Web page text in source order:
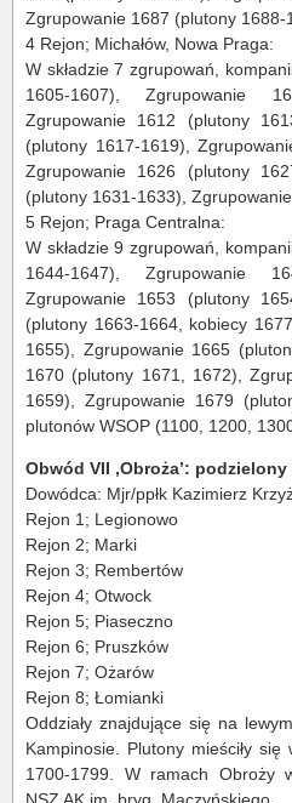
Zgrupowanie 1687 (plutony 1688-
4 Rejon; Michałów, Nowa Praga:
W składzie 7 zgrupowań,
1605-1607), Zgrupowanie
Zgrupowanie 1612 (plutony
(plutony 1617-1619),
Zgrupowanie 1626 (plutony
(plutony 1631-1633),
5 Rejon; Praga Centralna:
W składzie 9 zgrupowań,
1644-1647), Zgrupowanie
Zgrupowanie 1653 (plutony
(plutony 1663-1664, kobiecy
1655), Zgrupowanie 1665
1670 (plutony 1671, 1672),
1659), Zgrupowanie 1679
plutonów WSOP (1100, 1200,
Obwód VII ‚Obroża’:
Dowódca: Mjr/ppłk Kazimierz
Rejon 1; Legionowo
Rejon 2; Marki
Rejon 3; Rembertów
Rejon 4; Otwock
Rejon 5; Piaseczno
Rejon 6; Pruszków
Rejon 7; Ożarów
Rejon 8; Łomianki
Oddziały znajdujące się na
Kampinosie. Plutony mieściły
1700-1799. W ramach Obroży